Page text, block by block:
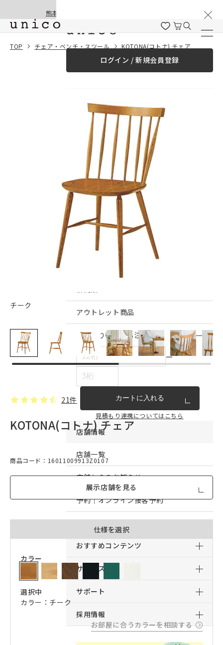
熊本地震の影響による配送遅延と停止について
ログイン / 新規会員登録
商品カテゴリー一覧
家具
カーテン
ラグ
ファブリック雑貨
インテリア雑貨・その他
家具シリーズ一覧
アウトレット商品
見積もり番号から注文する
ー
カートに入れる
見積もり連携についてはこちら
店舗情報
店舗一覧
店舗からのお知らせ
予約｜オンライン接客予約
おすすめコンテンツ
サービス
サポート
採用情報
TOP チェア・ベンチ・スツール KOTONA(コトナ) チェア
一緒に購入する
チーク
21件
KOTONA(コトナ) チェア
商品コード：16011009913Z0107
展示店舗を見る
仕様を選択
カラー
選択中
カラー：チーク
お部屋に合うカラーを相談する